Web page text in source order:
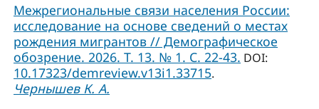
Межрегиональные связи населения России:
исследование на основе сведений о местах
рождения мигрантов // Демографическое
обозрение. 2026. Т. 13. № 1. С. 22-43. DOI:
10.17323/demreview.v13i1.33715.
Чернышев К. А.